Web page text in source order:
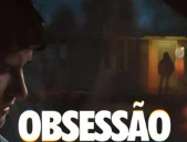
Obsessão Torrent (2026)
WEB-DL 1080p/4K Dual
Áudio